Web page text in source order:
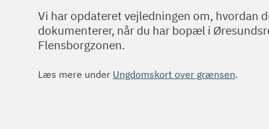
Vi har opdateret vejledningen om, hvordan
dokumenterer, når du har bopæl i
Flensborgzonen.
Læs mere under Ungdomskort over grænsen.